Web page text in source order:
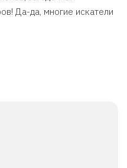
Да-да, многие искатели